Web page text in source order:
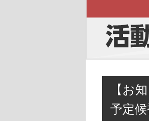
【お
予定